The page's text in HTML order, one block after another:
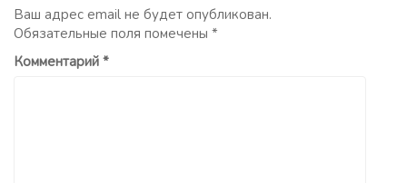
Ваш адрес email не будет опубликован.
Обязательные поля помечены *
Комментарий *